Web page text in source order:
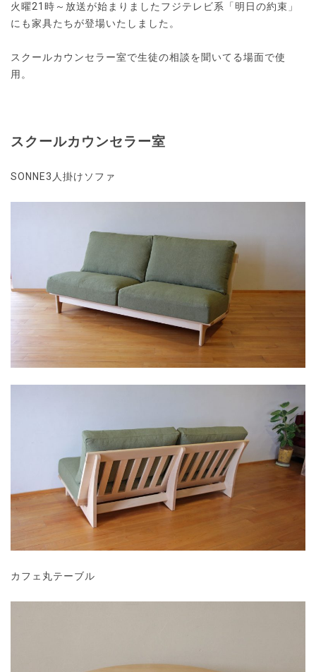
火曜21時～放送が始まりましたフジテレビ系「明日の約束」
にも家具たちが登場いたしました。
スクールカウンセラー室で生徒の相談を聞いてる場面で使
用。
スクールカウンセラー室
SONNE3人掛けソファ
カフェ丸テーブル